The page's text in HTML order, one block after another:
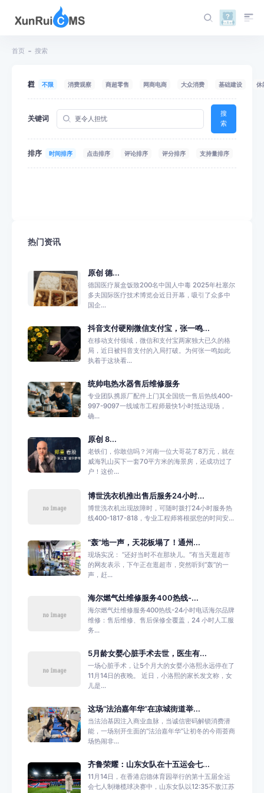
首页 搜索
栏目 不限 消费观察 商超零售 网商电商 大众消费 基础建设 休
关键词
搜
索
排序 时间排序 点击排序 评论排序 评分排序 支持量排序
热门资讯
原创 德...
德国医疗展盒饭致200名中国人中毒 2025年杜塞尔
多夫国际医疗技术博览会近日开幕，吸引了众多中
国企...
抖音支付硬刚微信支付宝，张一鸣...
在移动支付领域，微信和支付宝两家独大已久的格
局，近日被抖音支付的入局打破。为何张一鸣如此
执着于这块看...
统帅电热水器售后维修服务
专业团队携原厂配件上门其全国统一售后热线400-
997-9097一线城市工程师最快1小时抵达现场，
确...
原创 8...
老铁们，你敢信吗？河南一位大哥花了8万元，就在
威海乳山买下一套70平方米的海景房，还成功过了
户！这价...
博世洗衣机推出售后服务24小时...
博世洗衣机出现故障时，可随时拨打24小时服务热
线400-1817-818，专业工程师将根据您的时间安...
“轰”地一声，天花板塌了！通州...
现场实况： “还好当时不在那块儿。”有当天逛超市
的网友表示，下午正在逛超市，突然听到“轰”的一
声，赶...
海尔燃气灶维修服务400热线-...
海尔燃气灶维修服务400热线-24小时电话海尔品牌
维修：售后维修、售后保修全覆盖，24 小时人工服
务...
5月龄女婴心脏手术去世，医生有...
一场心脏手术，让5个月大的女婴小洛熙永远停在了
11月14日的夜晚。 近日，小洛熙的家长发文称，女
儿是...
这场“法治嘉年华”在凉城街道举...
当法治基因注入商业血脉，当诚信密码解锁消费潜
能，一场别开生面的“法治嘉年华”让初冬的今雨荟商
场热闹非...
齐鲁荣耀：山东女队在十五运会七...
11月14日，在香港启德体育园举行的第十五届全运
会七人制橄榄球决赛中，山东女队以12:35不敌江苏